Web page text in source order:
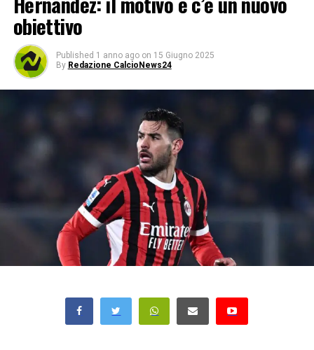
obiettivo
Published 1 anno ago on 15 Giugno 2025
By Redazione CalcioNews24